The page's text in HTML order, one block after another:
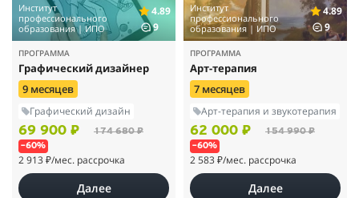
Институт
профессионального
образования | ИПО
4.89
9
ПРОГРАММА
Графический дизайнер
9 месяцев
Графический дизайн
69 900 ₽ 174 680 ₽
–60%
2 913 ₽/мес. рассрочка
Далее
Институт
профессионального
образования | ИПО
4.89
9
ПРОГРАММА
Арт-терапия
7 месяцев
Арт-терапия и звукотерапия
62 000 ₽ 154 990 ₽
–60%
2 583 ₽/мес. рассрочка
Далее